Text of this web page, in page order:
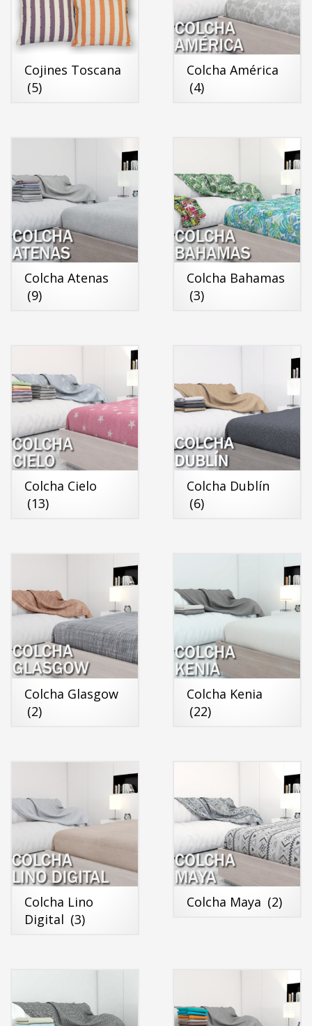
Cojines Toscana
(5)
Colcha América
(4)
Colcha Atenas
(9)
Colcha Bahamas
(3)
Colcha Cielo
(13)
Colcha Dublín
(6)
Colcha Glasgow
(2)
Colcha Kenia
(22)
Colcha Lino
Digital (3)
Colcha Maya (2)